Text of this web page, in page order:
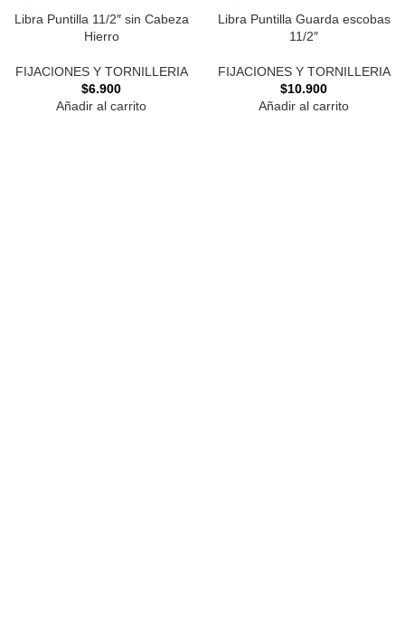
Libra Puntilla 11/2″ sin Cabeza
Hierro
FIJACIONES Y TORNILLERIA
$6.900
Añadir al carrito
Libra Puntilla Guarda escobas
11/2″
FIJACIONES Y TORNILLERIA
$10.900
Añadir al carrito